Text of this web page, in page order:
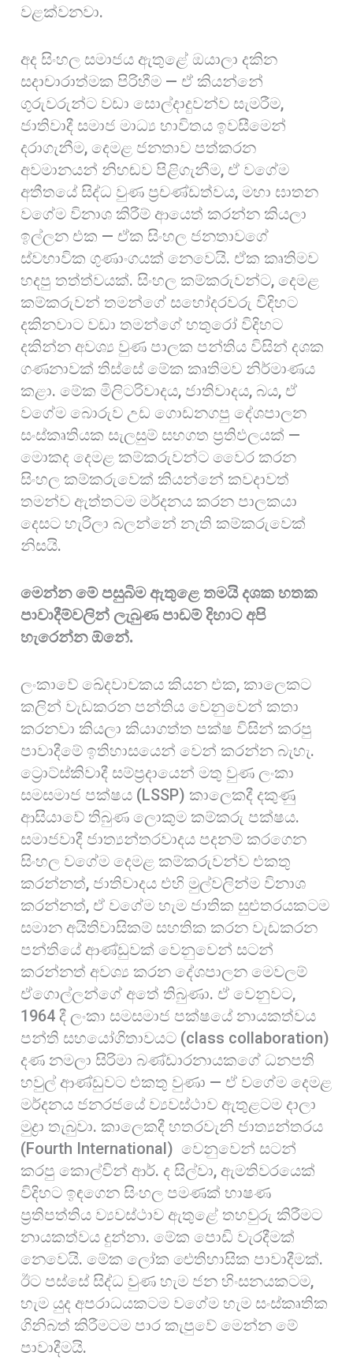
වළක්වනවා.
අද සිංහල සමාජය ඇතුළේ ඔයාලා දකින
සදාචාරාත්මක පිරිහීම — ඒ කියන්නේ
ගුරුවරුන්ට වඩා සොල්දාදුවන්ව සැමරීම,
ජාතිවාදී සමාජ මාධ්‍ය භාවිතය ඉවසීමෙන්
දරාගැනීම, දෙමළ ජනතාව පත්කරන
අවමානයන් නිහඬව පිළිගැනීම, ඒ වගේම
අතීතයේ සිද්ධ වුණ ප්‍රචණ්ඩත්වය, මහා ඝාතන
වගේම විනාශ කිරීම් ආයෙත් කරන්න කියලා
ඉල්ලන එක — ඒක සිංහල ජනතාවගේ
ස්වභාවික ගුණාංගයක් නෙවෙයි. ඒක කෘතිමව
හදපු තත්ත්වයක්. සිංහල කම්කරුවන්ට, දෙමළ
කම්කරුවන් තමන්ගේ සහෝදරවරු විදිහට
දකිනවාට වඩා තමන්ගේ හතුරෝ විදිහට
දකින්න අවශ්‍ය වුණ පාලක පන්තිය විසින් දශක
ගණනාවක් තිස්සේ මේක කෘතිමව නිර්මාණය
කළා. මේක මිලිටරිවාදය, ජාතිවාදය, බය, ඒ
වගේම බොරුව උඩ ගොඩනගපු දේශපාලන
සංස්කෘතියක සැලසුම් සහගත ප්‍රතිඵලයක් —
මොකද දෙමළ කම්කරුවන්ට වෛර කරන
සිංහල කම්කරුවෙක් කියන්නේ කවදාවත්
තමන්ව ඇත්තටම මර්දනය කරන පාලකයා
දෙසට හැරිලා බලන්නේ නැති කම්කරුවෙක්
නිසයි.
මෙන්න මේ පසුබිම ඇතුළෙ තමයි දශක හතක
පාවාදීම්වලින් ලැබුණ පාඩම් දිහාට අපි
හැරෙන්න ඕනේ.
ලංකාවේ ඛේදවාචකය කියන එක, කාලෙකට
කලින් වැඩකරන පන්තිය වෙනුවෙන් කතා
කරනවා කියලා කියාගත්ත පක්ෂ විසින් කරපු
පාවාදීමේ ඉතිහාසයෙන් වෙන් කරන්න බැහැ.
ට්‍රොට්ස්කිවාදී සම්ප්‍රදායෙන් මතු වුණ ලංකා
සමසමාජ පක්ෂය (LSSP) කාලෙකදී දකුණු
ආසියාවේ තිබුණ ලොකුම කම්කරු පක්ෂය.
සමාජවාදී ජාත්‍යන්තරවාදය පදනම් කරගෙන
සිංහල වගේම දෙමළ කම්කරුවන්ව එකතු
කරන්නත්, ජාතිවාදය එහි මුල්වලින්ම විනාශ
කරන්නත්, ඒ වගේම හැම ජාතික සුළුතරයකටම
සමාන අයිතිවාසිකම් සහතික කරන වැඩකරන
පන්තියේ ආණ්ඩුවක් වෙනුවෙන් සටන්
කරන්නත් අවශ්‍ය කරන දේශපාලන මෙවලම්
ඒගොල්ලන්ගේ අතේ තිබුණා. ඒ වෙනුවට,
1964 දී ලංකා සමසමාජ පක්ෂයේ නායකත්වය
පන්ති සහයෝගිතාවයට (class collaboration)
දණ නමලා සිරිමා බණ්ඩාරනායකගේ ධනපති
හවුල් ආණ්ඩුවට එකතු වුණා — ඒ වගේම දෙමළ
මර්දනය ජනරජයේ ව්‍යවස්ථාව ඇතුළටම දාලා
මුද්‍රා තැබුවා. කාලෙකදී හතරවැනි ජාත්‍යන්තරය
(Fourth International) වෙනුවෙන් සටන්
කරපු කොල්වින් ආර්. ද සිල්වා, ඇමතිවරයෙක්
විදිහට ඉඳගෙන සිංහල පමණක් භාෂණ
ප්‍රතිපත්තිය ව්‍යවස්ථාව ඇතුළේ තහවුරු කිරීමට
නායකත්වය දුන්නා. මේක පොඩි වැරදීමක්
නෙවෙයි. මේක ලෝක ඓතිහාසික පාවාදීමක්.
ඊට පස්සේ සිද්ධ වුණ හැම ජන හිංසනයකටම,
හැම යුද අපරාධයකටම වගේම හැම සංස්කෘතික
ගිනිබත් කිරීමටම පාර කැපුවේ මෙන්න මේ
පාවාදීමයි.